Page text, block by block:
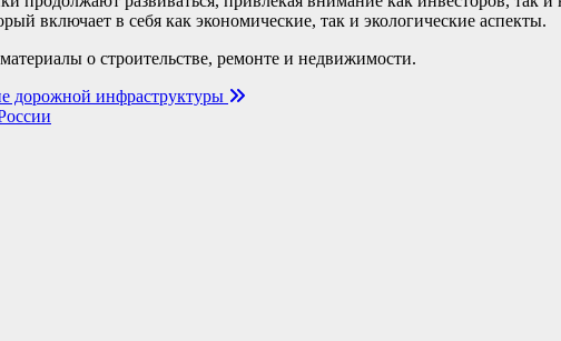
включает в себя как экономические, так и экологические аспекты.
о строительстве, ремонте и недвижимости.
дорожной инфраструктуры